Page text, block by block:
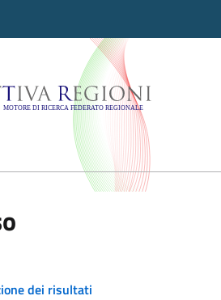
Regioni -
dei risultati